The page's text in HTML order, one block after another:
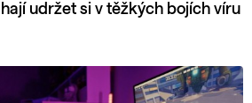
udržet si v těžkých bojích víru